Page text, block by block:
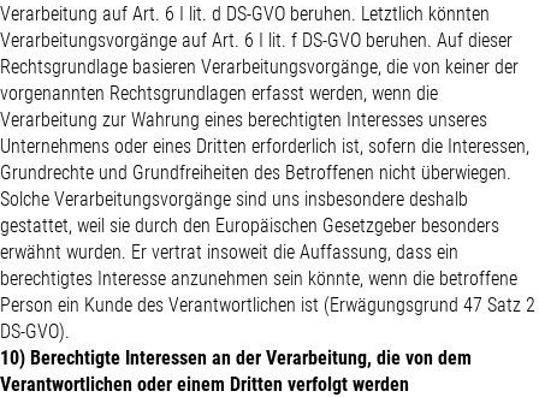
Verarbeitung auf Art. 6 I lit. d DS-GVO beruhen. Letztlich könnten
Verarbeitungsvorgänge auf Art. 6 I lit. f DS-GVO beruhen. Auf dieser
Rechtsgrundlage basieren Verarbeitungsvorgänge, die von keiner der
vorgenannten Rechtsgrundlagen erfasst werden, wenn die
Verarbeitung zur Wahrung eines berechtigten Interesses unseres
Unternehmens oder eines Dritten erforderlich ist, sofern die Interessen,
Grundrechte und Grundfreiheiten des Betroffenen nicht überwiegen.
Solche Verarbeitungsvorgänge sind uns insbesondere deshalb
gestattet, weil sie durch den Europäischen Gesetzgeber besonders
erwähnt wurden. Er vertrat insoweit die Auffassung, dass ein
berechtigtes Interesse anzunehmen sein könnte, wenn die betroffene
Person ein Kunde des Verantwortlichen ist (Erwägungsgrund 47 Satz 2
DS-GVO).
10) Berechtigte Interessen an der Verarbeitung, die von dem
Verantwortlichen oder einem Dritten verfolgt werden